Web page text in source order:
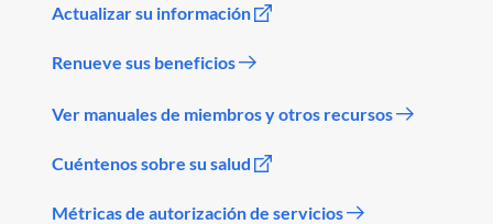
Actualizar su información
Renueve sus beneficios
Ver manuales de miembros y otros recursos
Cuéntenos sobre su salud
Métricas de autorización de servicios